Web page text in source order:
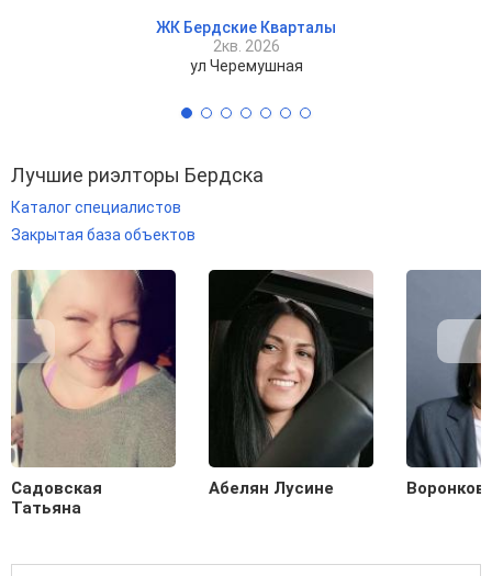
ЖК Бердские Кварталы
2кв. 2026
ул Черемушная
Лучшие риэлторы Бердска
Каталог специалистов
Закрытая база объектов
Садовская
Татьяна
Абелян Лусине